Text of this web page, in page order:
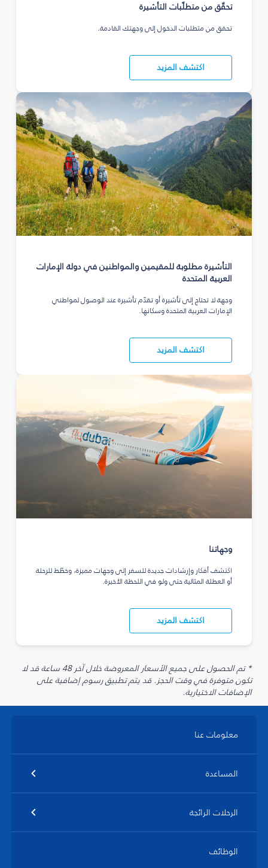
تحقّق من متطلّبات التأشيرة
تحقق من متطلبات الدخول إلى وجهتك القادمة.
اكتشف المزيد
التأشيرة مطلوبة للمقيمين والمواطنين في دولة الإمارات
العربية المتحدة
وجهة لا تحتاج إلى تأشيرة أو تقدّم تأشيرة عند الوصول لمواطني
الإمارات العربية المتحدة وسكانها.
اكتشف المزيد
وجهاتنا
اكتشف أفكار وإرشادات جديدة للسفر إلى وجهات مميزة، وخطّط للرحلة
أو العطلة المثالية حتى ولو في اللحظة الأخيرة.
اكتشف المزيد
* تم الحصول على جميع الأسعار المعروضة خلال آخر 48 ساعة قد لا
تكون متوفرة في وقت الحجز. قد يتم تطبيق رسوم إضافية على
الإضافات الاختيارية.
معلومات عنا
المساعدة
الرحلات الرائجة
الوظائف